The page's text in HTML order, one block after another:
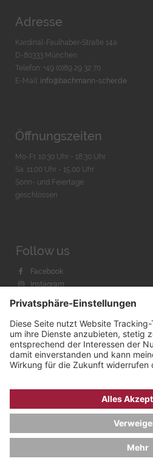
Adresse
Kardinal-Faulhaber-Straße 14a
D-80333 München
Telefon: +49 (0)89 29 32 70
E-Mail: info@bachmann-scher.de
Öffnungszeiten
Mo-Fr. 10:30 Uhr - 18:30 Uhr
Sa. 11:00 Uhr - 15.00 Uhr
Sonn- und Feiertage
geschlossen
Follow us
Facebook
Instagram
© 2026 byBachmann & Scher
IMPRESSUM
AGB & WIDERRUF